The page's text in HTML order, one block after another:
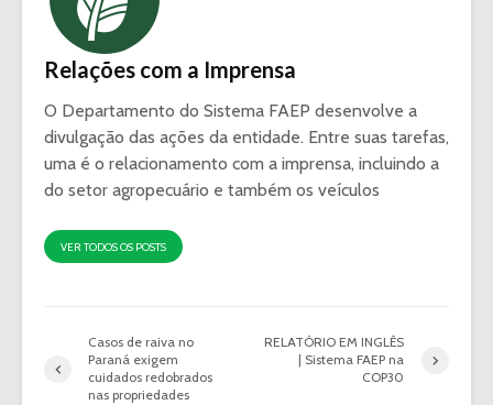
Relações com a Imprensa
O Departamento do Sistema FAEP desenvolve a
divulgação das ações da entidade. Entre suas tarefas,
uma é o relacionamento com a imprensa, incluindo a
do setor agropecuário e também os veículos
VER TODOS OS POSTS
Casos de raiva no
Paraná exigem
cuidados redobrados
nas propriedades
RELATÓRIO EM INGLÊS
| Sistema FAEP na
COP30